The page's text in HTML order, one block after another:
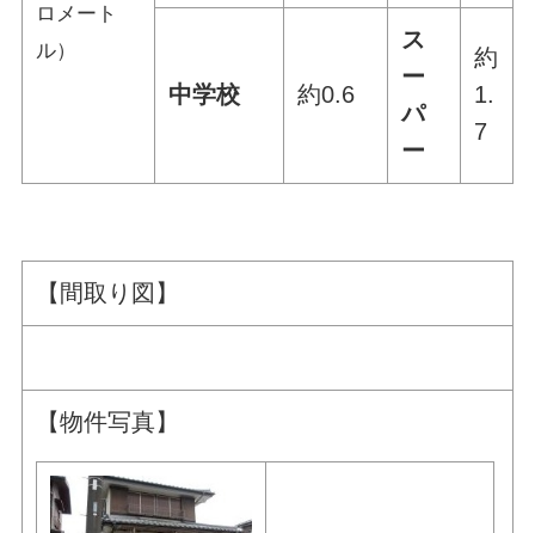
ロメート
ル）
中学校 約0.6
ス
ー
パ
ー
約
1.
7
【間取り図】
【物件写真】